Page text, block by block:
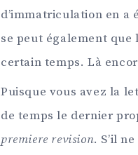
d’immatriculation en a
se peut également
certain temps. Là
Puisque vous avez la
de temps le dernier
premiere revision. S’il